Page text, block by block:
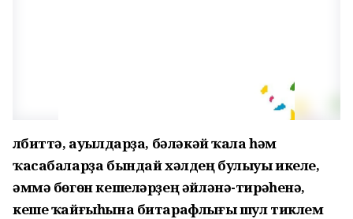
Әлбиттә, ауылдарҙа, бәләкәй ҡала һәм
ҡасабаларҙа бындай хәлдең булыуы икеле,
әммә бөгөн кешеләрҙең әйләнә-тирәһенә,
кеше ҡайғыһына битарафлығы шул тиклем